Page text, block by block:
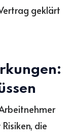
geklärt
die